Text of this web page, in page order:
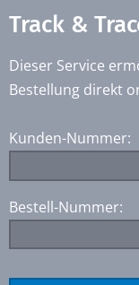
Track &
Dieser Service
Bestellung direkt
Kunden-Nummer:
Bestell-Nummer: